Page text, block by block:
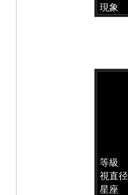
現象
等級
視直径
星座